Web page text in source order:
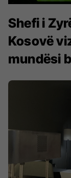
Shefi i
Kosovë
mundësi